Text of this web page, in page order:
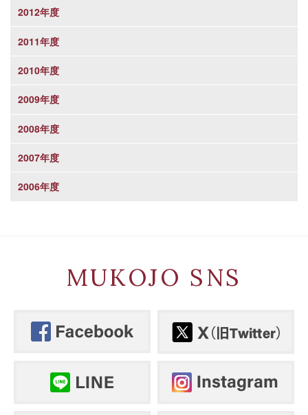
2012年度
2011年度
2010年度
2009年度
2008年度
2007年度
2006年度
MUKOJO SNS